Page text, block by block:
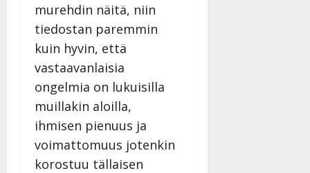
murehdin näitä, niin
tiedostan paremmin
kuin hyvin, että
vastaavanlaisia
ongelmia on lukuisilla
muillakin aloilla,
ihmisen pienuus ja
voimattomuus jotenkin
korostuu tällaisen